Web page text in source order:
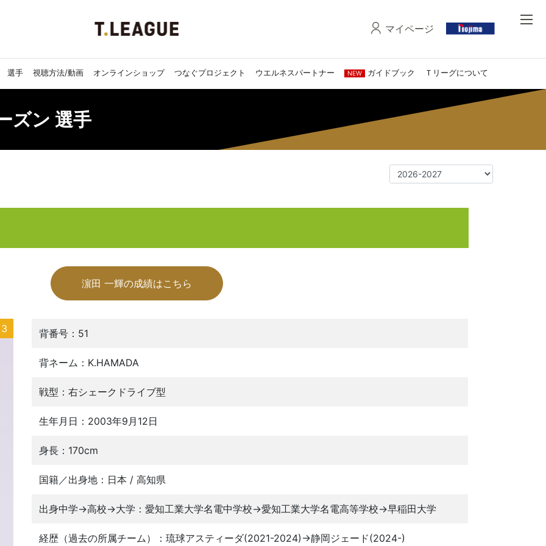
マイページ
選手 視聴方法/動画 オンラインショップ つなぐプロジェクト ウエルネスパートナー NEW ガイドブック Ｔリーグについて
ズン 選手
濵田 一輝の成績はこちら
背番号：51
背ネーム：K.HAMADA
戦型：右シェークドライブ型
生年月日：2003年9月12日
身長：170cm
国籍／出身地：日本 / 高知県
出身中学→高校→大学：愛知工業大学名電中学校→愛知工業大学名電高等学校→早稲田大学
経歴（過去の所属チーム）：琉球アスティーダ(2021-2024)→静岡ジェード(2024-)